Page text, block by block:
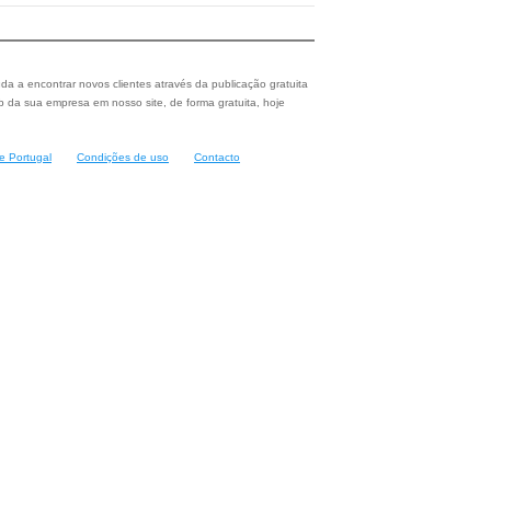
a encontrar novos clientes através da publicação gratuita
sua empresa em nosso site, de forma gratuita, hoje
Portugal Condições de uso Contacto